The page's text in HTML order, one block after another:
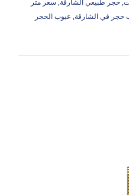
, حجر طبيعي الشارقة, سعر متر
حجر في الشارقة, عيوب الحجر